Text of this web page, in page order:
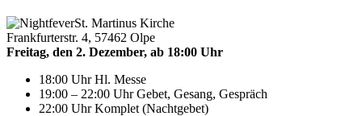
St. Martinus Kirche
Frankfurterstr. 4, 57462 Olpe
Freitag, den 2. Dezember, ab 18:00 Uhr
18:00 Uhr Hl. Messe
19:00 – 22:00 Uhr Gebet, Gesang, Gespräch
22:00 Uhr Komplet (Nachtgebet)